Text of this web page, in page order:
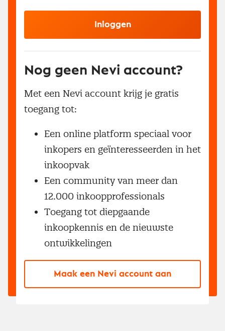
Inloggen
Nog geen Nevi account?
Met een Nevi account krijg je gratis
toegang tot:
Een online platform speciaal voor
inkopers en geïnteresseerden in het
inkoopvak
Een community van meer dan
12.000 inkoopprofessionals
Toegang tot diepgaande
inkoopkennis en de nieuwste
ontwikkelingen
Maak een Nevi account aan